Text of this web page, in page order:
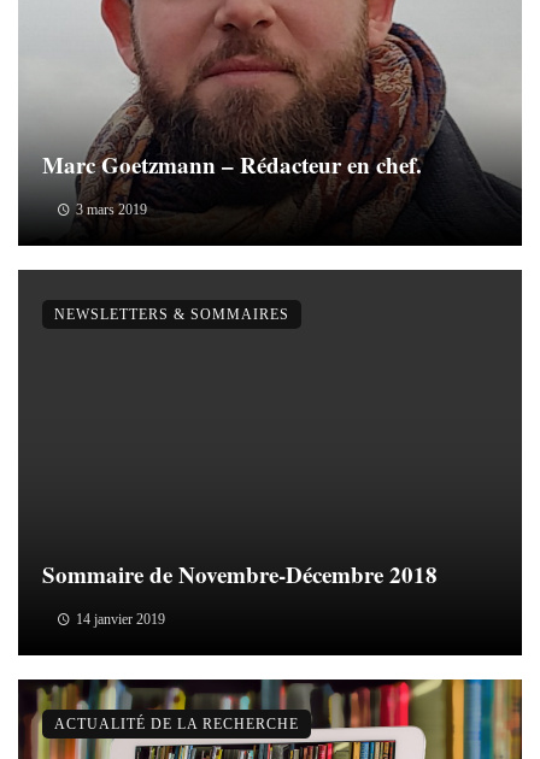
Marc Goetzmann – Rédacteur en chef.
3 mars 2019
Sommaire de Novembre-Décembre 2018
14 janvier 2019
NEWSLETTERS & SOMMAIRES
ACTUALITÉ DE LA RECHERCHE